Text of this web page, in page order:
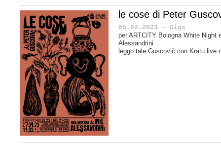
le cose di Peter
05.02.2023 - Gigs
per ARTCITY Bologna White Night
Alessandrini
leggo tale Guscovič con Kratu live